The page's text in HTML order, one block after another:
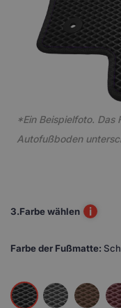
*Ein Beispielfoto. Das
Autofußboden
3.Farbe wählen i
Farbe der Fußmatte: